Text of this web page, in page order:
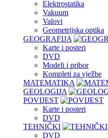
Elektrostatika
Vakuum
Valovi
Geometrijska optika
GEOGRAFIJA
Karte i posteri
DVD
Modeli i pribor
Kompleti za vježbe
MATEMATIKA
GEOLOGIJA
POVIJEST
Karte i posteri
DVD
TEHNIČKI
DVD